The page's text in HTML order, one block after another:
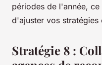
périodes de l'année,
d'ajuster vos stratégies
Stratégie 8 :